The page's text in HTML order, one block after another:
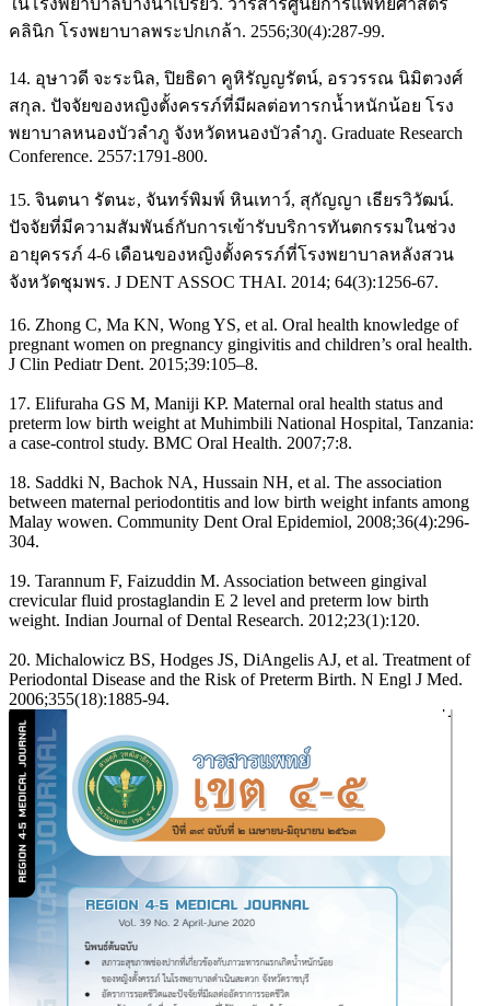
ในโรงพยาบาลบางน้ำเปรี้ยว. วารสารศูนย์การแพทยศาสตร์
คลินิก โรงพยาบาลพระปกเกล้า. 2556;30(4):287-99.
14. อุษาวดี จะระนิล, ปิยธิดา คูหิรัญญรัตน์, อรวรรณ นิมิตวงศ์
สกุล. ปัจจัยของหญิงตั้งครรภ์ที่มีผลต่อทารกนํ้าหนักน้อย โรง
พยาบาลหนองบัวลำภู จังหวัดหนองบัวลำภู. Graduate Research
Conference. 2557:1791-800.
15. จินตนา รัตนะ, จันทร์พิมพ์ หินเทาว์, สุกัญญา เธียรวิวัฒน์.
ปัจจัยที่มีความสัมพันธ์กับการเข้ารับบริการทันตกรรมในช่วง
อายุครรภ์ 4-6 เดือนของหญิงตั้งครรภ์ที่โรงพยาบาลหลังสวน
จังหวัดชุมพร. J DENT ASSOC THAI. 2014; 64(3):1256-67.
16. Zhong C, Ma KN, Wong YS, et al. Oral health knowledge of
pregnant women on pregnancy gingivitis and children’s oral health.
J Clin Pediatr Dent. 2015;39:105–8.
17. Elifuraha GS M, Maniji KP. Maternal oral health status and
preterm low birth weight at Muhimbili National Hospital, Tanzania:
a case-control study. BMC Oral Health. 2007;7:8.
18. Saddki N, Bachok NA, Hussain NH, et al. The association
between maternal periodontitis and low birth weight infants among
Malay wowen. Community Dent Oral Epidemiol, 2008;36(4):296-
304.
19. Tarannum F, Faizuddin M. Association between gingival
crevicular fluid prostaglandin E 2 level and preterm low birth
weight. Indian Journal of Dental Research. 2012;23(1):120.
20. Michalowicz BS, Hodges JS, DiAngelis AJ, et al. Treatment of
Periodontal Disease and the Risk of Preterm Birth. N Engl J Med.
2006;355(18):1885-94.